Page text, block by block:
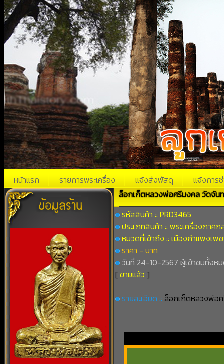
หน้าแรก รายการพระเครื่อง แจ้งส่งพัสดุ แจ้งการช
ล็อกเก็ตหลวงพ่อศรีมงคล วัดจัน
รหัสสินค้า :: PRD3465
ประเภทสินค้า :: พระเครื่องภาคก
หมวดที่เข้าถึง :: เมืองกำแพงเพ
ราคา - บาท
วันที่ 24-10-2567 ผู้เข้าชมทั้งห
[ขายแล้ว ]
รายละเอียด :: ล็อกเก็ตหลวงพ่อ